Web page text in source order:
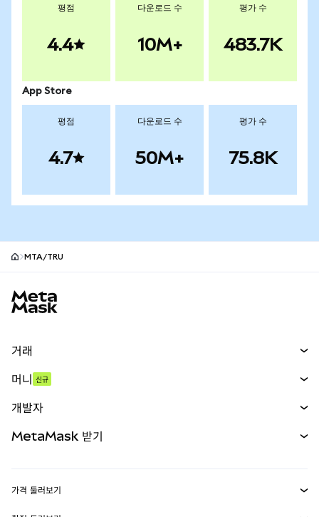
평점
4.4
다운로드 수
10M+
평가 수
483.7K
App Store
평점
4.7
다운로드 수
50M+
평가 수
75.8K
MTA/TRU
거래
무기한 선물
실물자산
머니 신규
개발자
MetaMask 받기
가격 둘러보기